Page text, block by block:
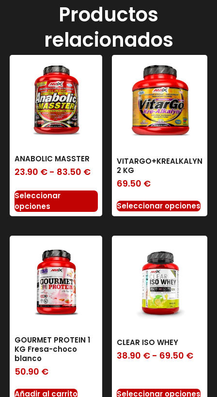
Productos
relacionados
ANABOLIC MASSTER
23.90 € - 83.50 €
Seleccionar
opciones
VITARGO+KREALKALYN
2 KG
69.50 €
Seleccionar opciones
GOURMET PROTEIN 1
KG Fresa-choco
blanco
50.90 €
Añadir al carrito
CLEAR ISO WHEY
38.90 € - 69.50 €
Seleccionar opciones